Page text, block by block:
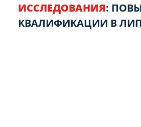
ИССЛЕДОВАНИЯ:
КВАЛИФИКАЦИИ В